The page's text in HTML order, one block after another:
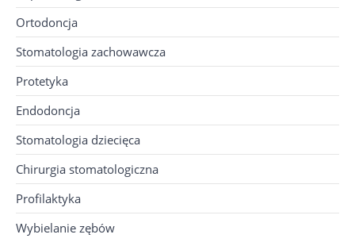
Ortodoncja
Stomatologia zachowawcza
Protetyka
Endodoncja
Stomatologia dziecięca
Chirurgia stomatologiczna
Profilaktyka
Wybielanie zębów